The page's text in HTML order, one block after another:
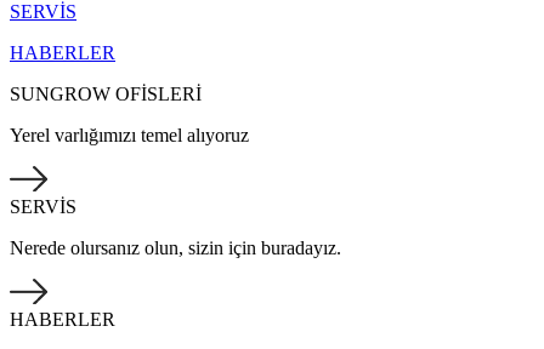
SERVİS
HABERLER
SUNGROW OFİSLERİ
Yerel varlığımızı temel alıyoruz
SERVİS
Nerede olursanız olun, sizin için buradayız.
HABERLER